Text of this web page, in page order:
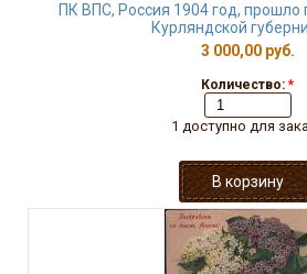
ПК ВПС, Россия 1904 год, прошло
Курляндской
3 000,00 руб.
Количество: *
1 доступно для